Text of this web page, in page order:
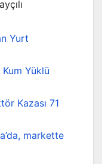
Yurt
Kum Yüklü
Kazası 71
markette